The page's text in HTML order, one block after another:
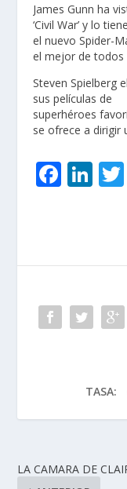
James Gunn ha
‘Civil War’ y lo
el nuevo Spider-
el mejor de todos
Steven Spielberg
sus películas de
superhéroes
se ofrece a dirigir
F
o
o
k
Li
dI
n
TASA:
LA CAMARA DE